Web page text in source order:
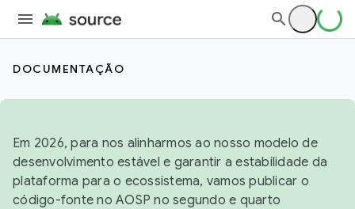
DOCUMENTAÇÃO
Em 2026, para nos alinharmos ao nosso modelo de
desenvolvimento estável e garantir a estabilidade da
plataforma para o ecossistema, vamos publicar o
código-fonte no AOSP no segundo e quarto